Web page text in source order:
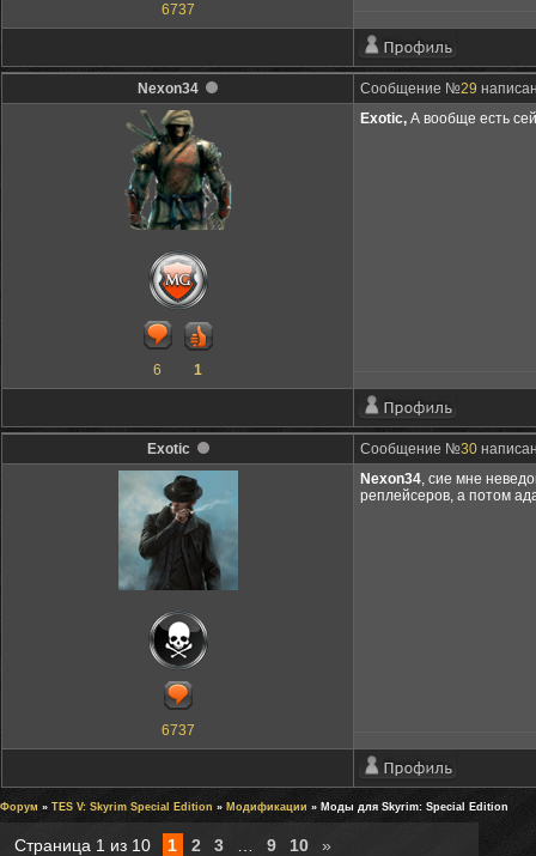
6737
Nexon34 Сообщение №29
6 1
Exotic, А вообще есть
Exotic Сообщение №30
6737
Nexon34, сие мне
реплейсеров, а потом
Форум » TES V: Skyrim Special Edition » Модификации » Моды для Skyrim: Special Edition
Страница 1 из 10 1 2 3 9 10 »